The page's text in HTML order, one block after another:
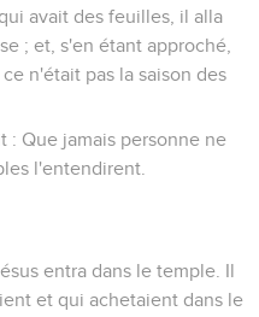
avait des feuilles, il alla
; et, s'en étant approché,
n'était pas la saison des
: Que jamais personne ne
l'entendirent.
entra dans le temple. Il
et qui achetaient dans le